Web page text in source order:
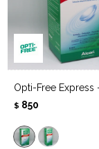
Opti-Free Express
$ 850